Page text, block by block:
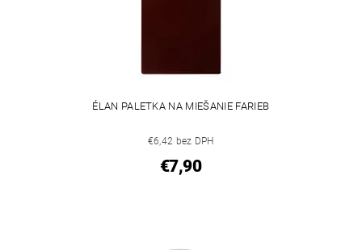
ÉLAN PALETKA NA MIEŠANIE FARIEB
€6,42 bez DPH
€7,90